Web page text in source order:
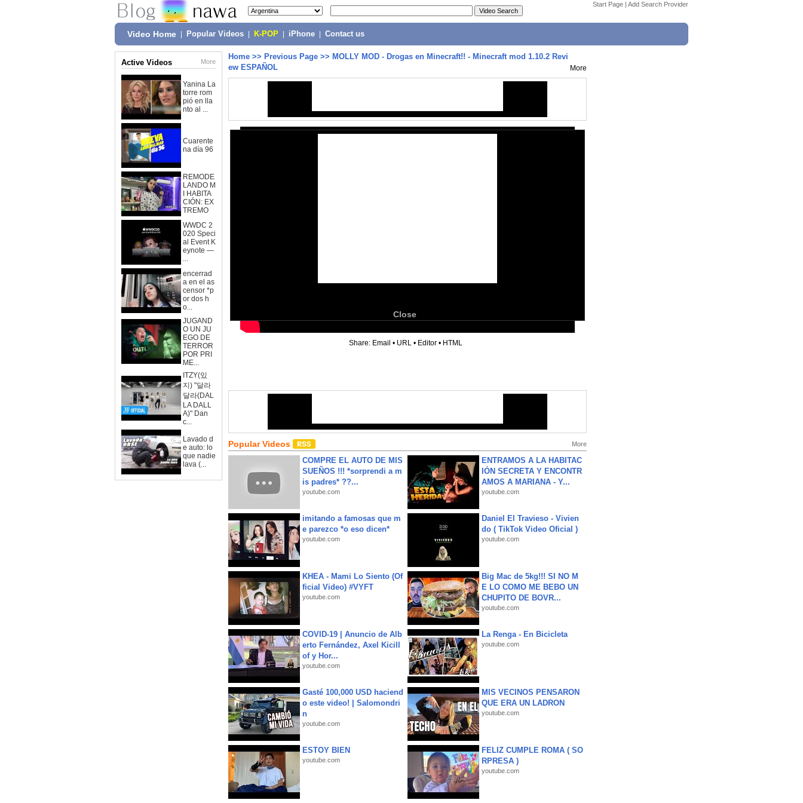
Start Page | Add Search Provider
Video Home Popular Videos K-POP iPhone Contact us
Active Videos More
Yanina La
torre rom
pió en lla
nto al ...
Cuarente
na día 96
REMODE
LANDO M
I HABITA
CIÓN: EX
TREMO
WWDC 2
020 Speci
al Event K
eynote —
...
encerrad
a en el as
censor *p
or dos h
o...
JUGAND
O UN JU
EGO DE
TERROR
POR PRI
ME...
ITZY(있
지) "달라
달라(DAL
LA DALL
A)" Dan
c...
Lavado d
e auto: lo
que nadie
lava (...
Home >> Previous Page >> MOLLY MOD - Drogas en Minecraft!! - Minecraft mod 1.10.2 Revi
ew ESPAÑOL
More
Close
Share: Email • URL • Editor • HTML
Popular Videos More
COMPRE EL AUTO DE MIS
SUEÑOS !!! *sorprendi a m
is padres* ??...
youtube.com
ENTRAMOS A LA HABITAC
IÓN SECRETA Y ENCONTR
AMOS A MARIANA - Y...
youtube.com
imitando a famosas que m
e parezco *o eso dicen*
youtube.com
Daniel El Travieso - Vivien
do ( TikTok Video Oficial )
youtube.com
KHEA - Mami Lo Siento (Of
ficial Video) #VYFT
youtube.com
Big Mac de 5kg!!! SI NO M
E LO COMO ME BEBO UN
CHUPITO DE BOVR...
youtube.com
COVID-19 | Anuncio de Alb
erto Fernández, Axel Kicill
of y Hor...
youtube.com
La Renga - En Bicicleta
youtube.com
Gasté 100,000 USD haciend
o este video! | Salomondri
n
youtube.com
MIS VECINOS PENSARON
QUE ERA UN LADRON
youtube.com
ESTOY BIEN
youtube.com
FELIZ CUMPLE ROMA ( SO
RPRESA )
youtube.com